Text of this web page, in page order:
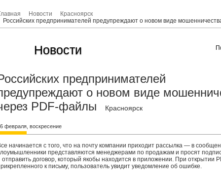
Новости
Красноярск
Российских предпринимателей предупреждают о новом виде
Новости
предпринимателей
о новом виде
PDF-файлы
Красноярск
февраля, воскресение
начинается с того, что на почту компании приходит рассылка — в
представляются менеджерами по продажам и просят
отправить договор, который якобы находится в приложении. При открытии
к письму, пользователь увидит уведомление об ошибке.